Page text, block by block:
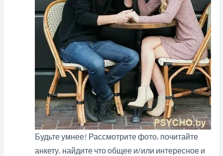
Будьте умнее! Рассмотрите фото, почитайте
анкету, найдите что общее и/или интересное и